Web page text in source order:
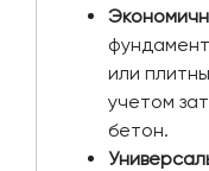
или
учетом
бетон.